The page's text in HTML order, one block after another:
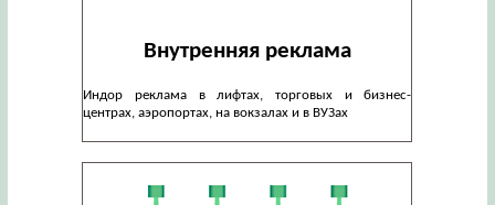
Внутренняя реклама
Индор реклама в лифтах, торговых и бизнес-
центрах, аэропортах, на вокзалах и в ВУЗах